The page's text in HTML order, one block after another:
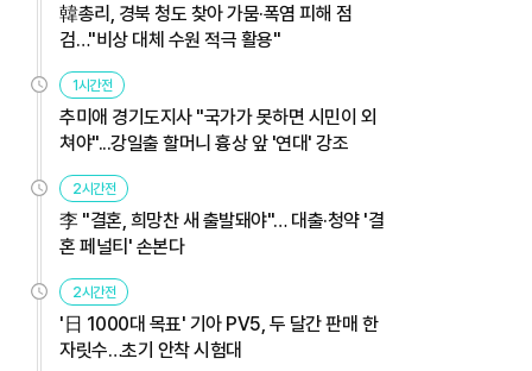
韓총리, 경북 청도 찾아 가뭄·폭염 피해 점
검…"비상 대체 수원 적극 활용"
1시간전
추미애 경기도지사 "국가가 못하면 시민이 외
쳐야"...강일출 할머니 흉상 앞 '연대' 강조
2시간전
李 "결혼, 희망찬 새 출발돼야"… 대출·청약 '결
혼 페널티' 손본다
2시간전
'日 1000대 목표' 기아 PV5, 두 달간 판매 한
자릿수…초기 안착 시험대